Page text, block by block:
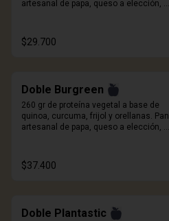
artesanal de papa, queso a elección,
$29.700
Doble Burgreen
260 gr de proteína vegetal a base de
quinoa, curcuma, frijol y orellanas. Pan
artesanal de papa, queso a elección,
$37.400
Doble Plantastic